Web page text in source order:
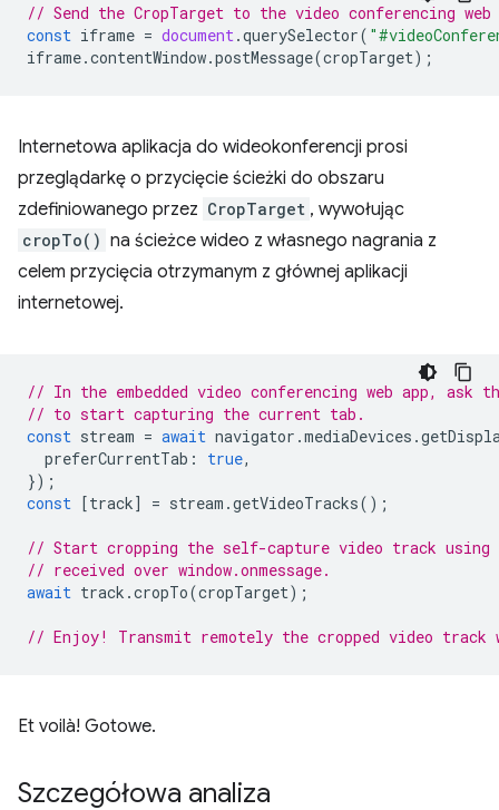
// Send the CropTarget to the video conferencing web
const iframe = document .querySelector(
iframe.contentWindow.postMessage(cropTarget);
Internetowa aplikacja do wideokonferencji prosi
przeglądarkę o przycięcie ścieżki do obszaru
zdefiniowanego przez CropTarget , wywołując
cropTo() na ścieżce wideo z własnego nagrania z
celem przycięcia otrzymanym z głównej aplikacji
internetowej.
// In the embedded video conferencing web app, ask
// to start capturing the current tab.
const stream = await navigator .mediaDevices .
preferCurrentTab : true,
});
const [track] = stream .getVideoTracks();
// Start cropping the self-capture video track using
// received over window.onmessage.
await track .cropTo(cropTarget);
// Enjoy! Transmit remotely the cropped video track
Et voilà! Gotowe.
Szczegółowa analiza